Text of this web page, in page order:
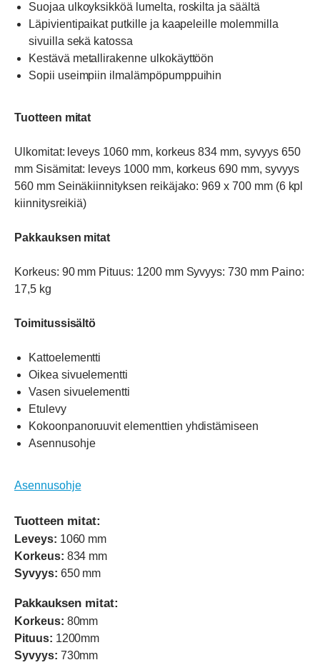
Suojaa ulkoyksikköä lumelta, roskilta ja säältä
Läpivientipaikat putkille ja kaapeleille molemmilla
sivuilla sekä katossa
Kestävä metallirakenne ulkokäyttöön
Sopii useimpiin ilmalämpöpumppuihin
Tuotteen mitat
Ulkomitat: leveys 1060 mm, korkeus 834 mm, syvyys 650
mm Sisämitat: leveys 1000 mm, korkeus 690 mm, syvyys
560 mm Seinäkiinnityksen reikäjako: 969 x 700 mm (6 kpl
kiinnitysreikiä)
Pakkauksen mitat
Korkeus: 90 mm Pituus: 1200 mm Syvyys: 730 mm Paino:
17,5 kg
Toimitussisältö
Kattoelementti
Oikea sivuelementti
Vasen sivuelementti
Etulevy
Kokoonpanoruuvit elementtien yhdistämiseen
Asennusohje
Asennusohje
Tuotteen mitat:
Leveys: 1060 mm
Korkeus: 834 mm
Syvyys: 650 mm
Pakkauksen mitat:
Korkeus: 80mm
Pituus: 1200mm
Syvyys: 730mm